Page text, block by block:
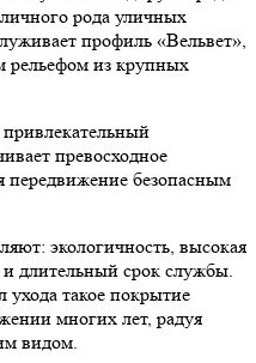
рода уличных
профиль «Вельвет»,
рельефом из крупных
привлекательный
превосходное
передвижение безопасным
экологичность, высокая
и длительный срок службы.
такое покрытие
многих лет, радуя
видом.